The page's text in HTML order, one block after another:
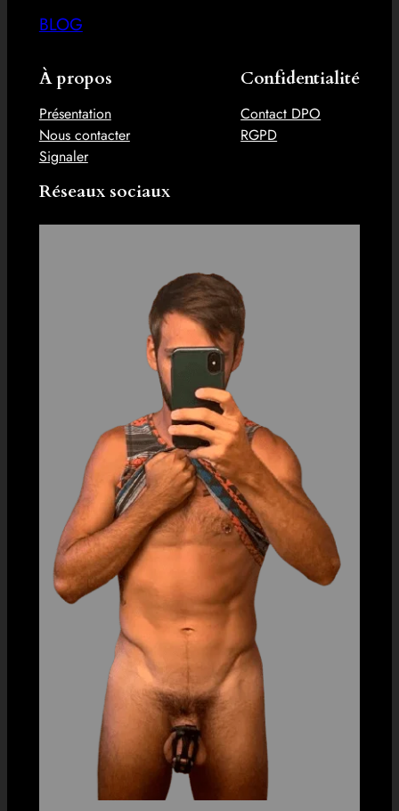
BLOG
À propos
Présentation
Nous contacter
Signaler
Confidentialité
Contact DPO
RGPD
Réseaux sociaux